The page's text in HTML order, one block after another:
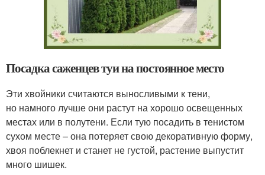
Посадка саженцев туи на постоянное место
Эти хвойники считаются выносливыми к тени,
но намного лучше они растут на хорошо освещенных
местах или в полутени. Если тую посадить в тенистом
сухом месте – она потеряет свою декоративную форму,
хвоя поблекнет и станет не густой, растение выпустит
много шишек.